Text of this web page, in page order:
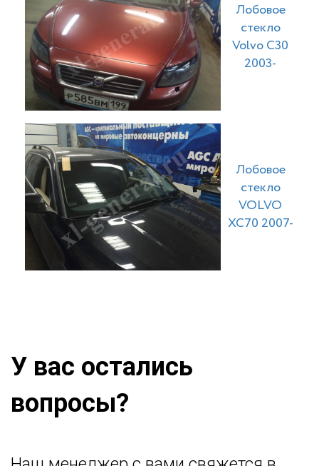
Лобовое
стекло
Volvo C30
2003-
Лобовое
стекло
VOLVO
XC70 2007-
У вас остались
вопросы?